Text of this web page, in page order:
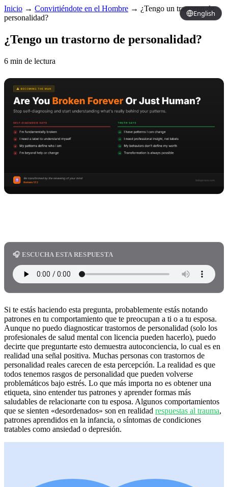
English
Inicio → Convirtiéndote en el Hombre → ¿Tengo un trastorno de
personalidad?
¿Tengo un trastorno de personalidad?
6 min de lectura
🎧 ESCUCHA ESTA RESPUESTA
Si te estás haciendo esta pregunta, probablemente estás notando
patrones en tu comportamiento que te preocupan a ti o a tu esposa.
Aunque no puedo diagnosticar trastornos de personalidad (solo los
profesionales de salud mental con licencia pueden hacerlo), puedo
decirte que preguntarte esto demuestra autoconciencia, lo cual es en
realidad una señal positiva. Muchas personas con trastornos de
personalidad reales carecen de esta percepción. La realidad es que
todos tenemos rasgos de personalidad que pueden volverse
problemáticos bajo estrés. Lo que más importa no es obtener una
etiqueta, sino entender tus patrones y aprender formas más
saludables de relacionarte con tu esposa. Algunos comportamientos
que se sienten «desordenados» son en realidad respuestas al trauma,
patrones aprendidos en la infancia, o síntomas de condiciones
tratables como ansiedad o depresión.